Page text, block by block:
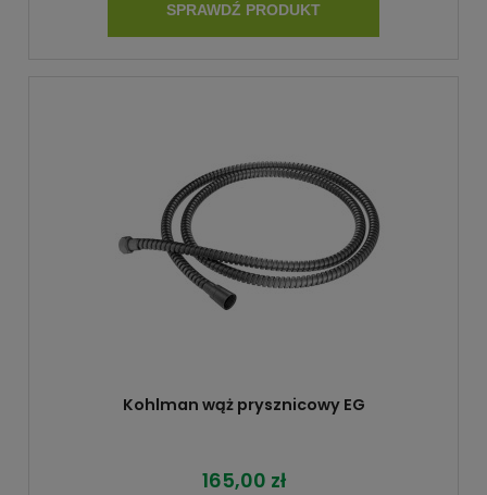
SPRAWDŹ PRODUKT
Kohlman wąż prysznicowy EG
165,00 zł